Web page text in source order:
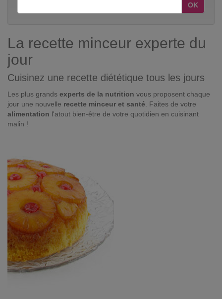
OK
La recette minceur experte du
jour
Cuisinez une recette diététique tous les jours
Les plus grands experts de la nutrition vous proposent chaque
jour une nouvelle recette minceur et santé . Faites de votre
alimentation l'atout bien-être de votre quotidien en cuisinant
malin !